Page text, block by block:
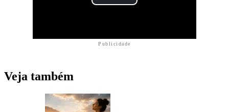
Publicidade
Veja também